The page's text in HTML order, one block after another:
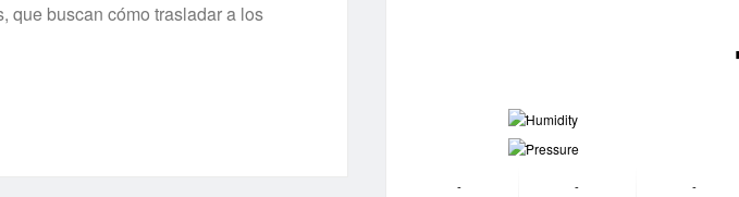
que buscan cómo trasladar a los
-
-
-
-
-